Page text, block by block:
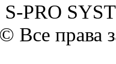
PRO
Все права